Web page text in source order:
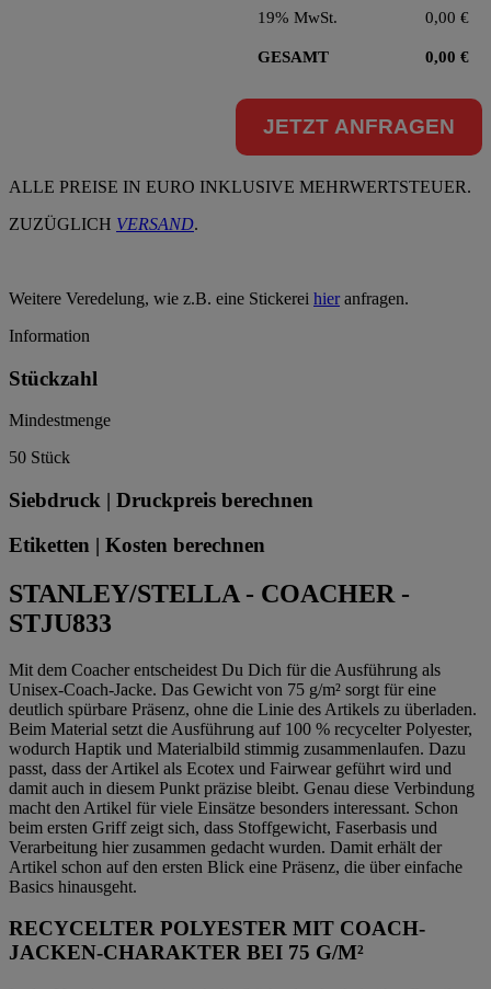
19% MwSt.
0,00 €
GESAMT 0,00 €
JETZT ANFRAGEN
ALLE PREISE IN EURO INKLUSIVE MEHRWERTSTEUER.
ZUZÜGLICH VERSAND.
Weitere Veredelung, wie z.B. eine Stickerei hieranfragen.
Information
Stückzahl
Mindestmenge
50 Stück
Siebdruck | Druckpreis berechnen
Etiketten | Kosten berechnen
STANLEY/STELLA - COACHER -
STJU833
Mit dem Coacher entscheidest Du Dich für die Ausführung als
Unisex-Coach-Jacke. Das Gewicht von 75 g/m² sorgt für eine
deutlich spürbare Präsenz, ohne die Linie des Artikels zu überladen.
Beim Material setzt die Ausführung auf 100 % recycelter Polyester,
wodurch Haptik und Materialbild stimmig zusammenlaufen. Dazu
passt, dass der Artikel als Ecotex und Fairwear geführt wird und
damit auch in diesem Punkt präzise bleibt. Genau diese Verbindung
macht den Artikel für viele Einsätze besonders interessant. Schon
beim ersten Griff zeigt sich, dass Stoffgewicht, Faserbasis und
Verarbeitung hier zusammen gedacht wurden. Damit erhält der
Artikel schon auf den ersten Blick eine Präsenz, die über einfache
Basics hinausgeht.
RECYCELTER POLYESTER MIT COACH-
JACKEN-CHARAKTER BEI 75 G/M²